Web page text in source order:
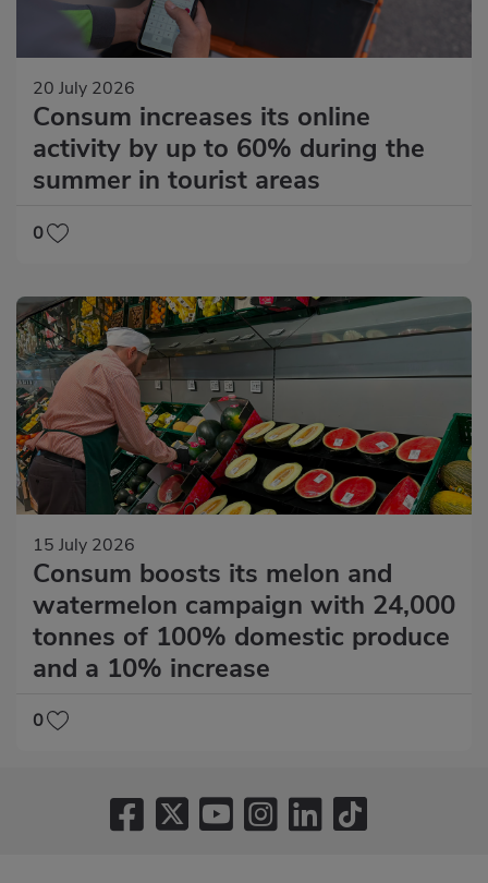
20 July 2026
Consum increases its online
activity by up to 60% during the
summer in tourist areas
0
15 July 2026
Consum boosts its melon and
watermelon campaign with 24,000
tonnes of 100% domestic produce
and a 10% increase
0